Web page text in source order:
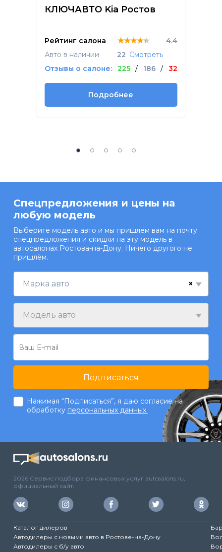
КЛЮЧАВТО Kia Ростов
Рейтинг салона ★★★★★
★★★★★
★★★★★
4.4
Авто в наличии
22 Смотреть
Отзывы о салоне:
225 / 186 / 32
Подробнее
Спецпредложения и цены на
любую модель
Выберите модель авто и мы пришлем вам на почту
спецпредложения и скидки на эту модель в
автосалонах Ростова-на-Дону. Ничего другого не
пришлём.
×
Марка авто
Модель авто
Подписаться
Нажимая “Подписаться”, я даю согласие на
обработку персональных данных.
2026 Сервис подбора финансовых услуг autosalons.ru,
официальный сайт.
Каталог дилеров
Автодилеры с новыми авто в Ростове-на-Дону
Автодилеры с б/у авто